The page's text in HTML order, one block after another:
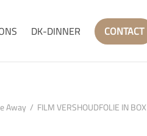
DK-DINNER CONTACT
Away / FILM VERSHOUDFOLIE IN BOX